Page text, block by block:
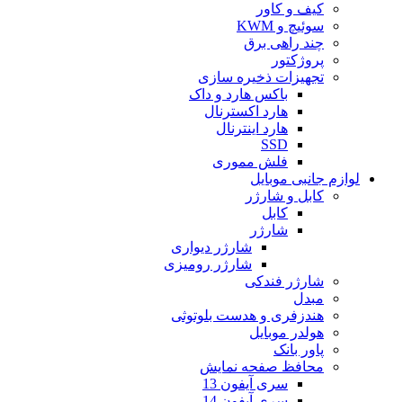
کیف و کاور
سوئیچ و KWM
چند راهی برق
پروژکتور
تجهیزات ذخیره سازی
باکس هارد و داک
هارد اکسترنال
هارد اینترنال
SSD
فلش مموری
لوازم جانبی موبایل
کابل و شارژر
کابل
شارژر
شارژر دیواری
شارژر رومیزی
شارژر فندکی
مبدل
هندزفری و هدست بلوتوثی
هولدر موبایل
پاور بانک
محافظ صفحه نمایش
سری آیفون 13